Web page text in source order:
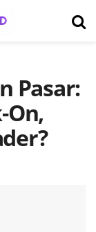
Pasar:
On,